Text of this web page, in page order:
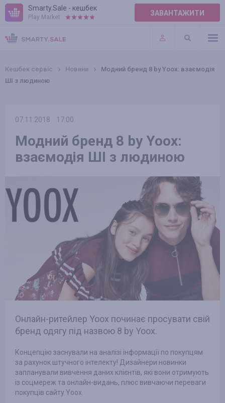
Smarty.Sale - кешбек
Play Market: ЗАВАНТАЖИТИ
ПРАВИЛА
ПЛАГІНИ
Кешбек сервіс Новини
Модний бренд 8 by Yoox: взаємодія
ШІ з людиною
07.11.2018 17:00
Модний бренд 8 by Yoox:
взаємодія ШІ з людиною
Онлайн-ритейлер Yoox починає просувати свій
бренд одягу під назвою 8 by Yoox.
Концепцію заснували на аналізі інформації по покупцям
за рахунок штучного інтелекту! Дизайнери новинки
запланували вивчення даних клієнтів, які вони отримують
із соцмереж та онлайн-видань, плюс вивчаючи переваги
покупців сайту Yoox.